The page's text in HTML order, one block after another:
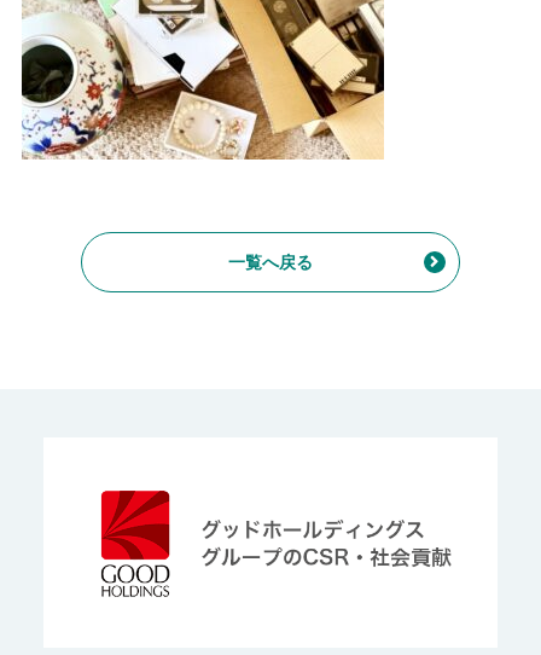
一覧へ戻る